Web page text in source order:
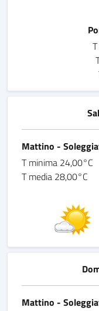
Mattino -
T minima 24,00°C
T media 28,00°C
Mattino -